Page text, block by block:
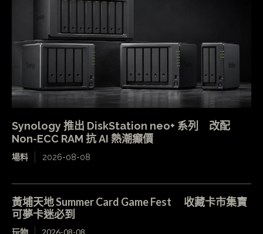
Synology 推出 DiskStation neo+ 系列 改配
Non-ECC RAM 抗 AI 熱潮癲價
場料 2026-08-08
黃埔天地 Summer Card Game Fest 收藏卡市集寶
可夢卡迷必到